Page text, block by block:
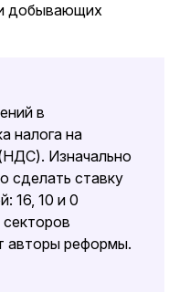
добывающих
в
налога на
Изначально
сделать ставку
16, 10 и 0
авторы реформы.